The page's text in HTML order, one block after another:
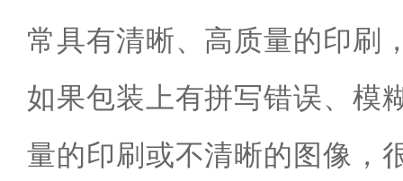
常具有清晰、高质量的印刷
如果包装上有拼写错误、模
量的印刷或不清晰的图像，